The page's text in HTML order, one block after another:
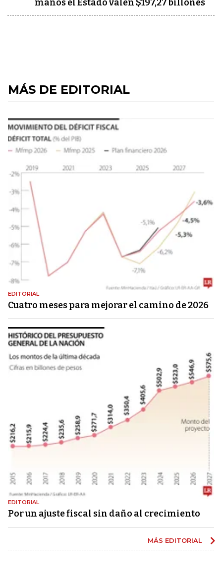
manos el Estado valen $197,27 billones
MÁS DE EDITORIAL
EDITORIAL
Cuatro meses para mejorar el camino de 2026
EDITORIAL
Por un ajuste fiscal sin daño al crecimiento
MÁS EDITORIAL